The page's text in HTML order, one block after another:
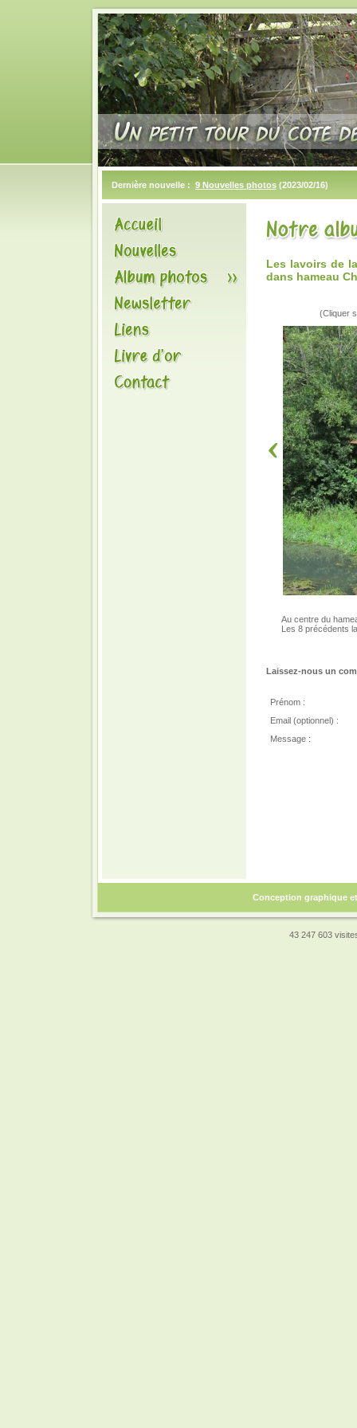
Dernière nouvelle : 9 Nouvelles photos (2023/02/16)
Les lavoirs de
dans hameau
(Cliquer
Au centre du
Les 8 précédents
Laissez-nous un
Prénom :
Email (optionnel) :
Message :
Conception graphique
43 247 603